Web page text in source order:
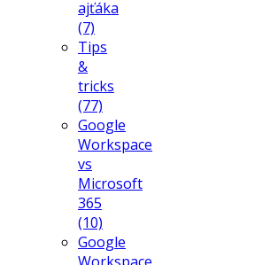
ajťáka
(7)
Tips
&
tricks
(77)
Google
Workspace
vs
Microsoft
365
(10)
Google
Workspace